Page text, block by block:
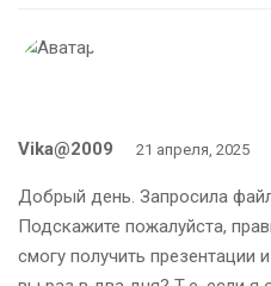
Vika@2009 21 апреля, 2025
Добрый день. Запросила
Подскажите пожалуйста,
смогу получить презентации